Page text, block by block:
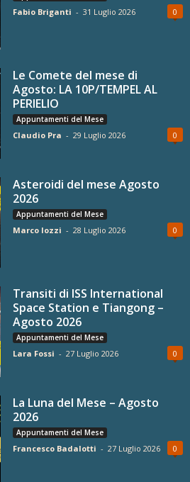
Fabio Briganti - 31 Luglio 2026 0
Le Comete del mese di
Agosto: LA 10P/TEMPEL AL
PERIELIO
Appuntamenti del Mese
Claudio Pra - 29 Luglio 2026 0
Asteroidi del mese Agosto
2026
Appuntamenti del Mese
Marco Iozzi - 28 Luglio 2026 0
Transiti di ISS International
Space Station e Tiangong –
Agosto 2026
Appuntamenti del Mese
Lara Fossi - 27 Luglio 2026 0
La Luna del Mese – Agosto
2026
Appuntamenti del Mese
Francesco Badalotti - 27 Luglio 2026 0